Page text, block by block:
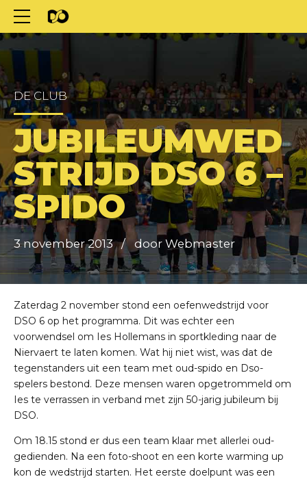
DE CLUB
JUBILEUMWED
STRIJD DSO 6 –
SPIDO
3 november 2013 door Webmaster
Zaterdag 2 november stond een oefenwedstrijd voor
DSO 6 op het programma. Dit was echter een
voorwendsel om Ies Hollemans in sportkleding naar de
Niervaert te laten komen. Wat hij niet wist, was dat de
tegenstanders uit een team met oud-spido en Dso-
spelers bestond. Deze mensen waren opgetrommeld om
Ies te verrassen in verband met zijn 50-jarig jubileum bij
DSO.
Om 18.15 stond er dus een team klaar met allerlei oud-
gedienden. Na een foto-shoot en een korte warming up
kon de wedstrijd starten. Het eerste doelpunt was een